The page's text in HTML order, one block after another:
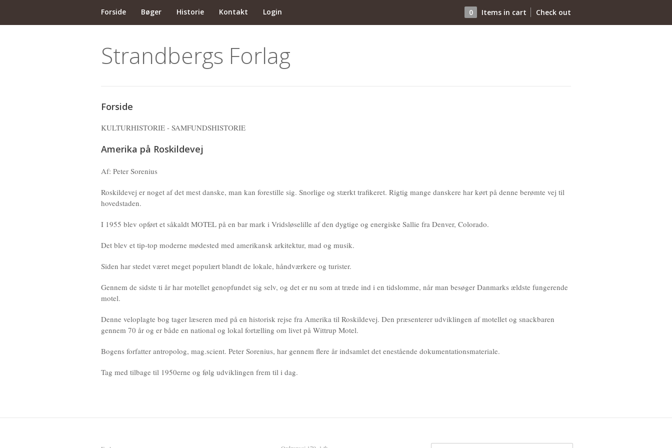
Forside Bøger Historie Kontakt Login 0 Items in cart Check out
Strandbergs Forlag
Forside
KULTURHISTORIE - SAMFUNDSHISTORIE
Amerika på Roskildevej
Af: Peter Sorenius
Roskildevej er noget af det mest danske, man kan forestille sig. Snorlige og stærkt trafikeret. Rigtig mange danskere har kørt på denne berømte vej til
hovedstaden.
I 1955 blev opført et såkaldt MOTEL på en bar mark i Vridsløselille af den dygtige og energiske Sallie fra Denver, Colorado.
Det blev et tip-top moderne mødested med amerikansk arkitektur, mad og musik.
Siden har stedet været meget populært blandt de lokale, håndværkere og turister.
Gennem de sidste ti år har motellet genopfundet sig selv, og det er nu som at træde ind i en tidslomme, når man besøger Danmarks ældste fungerende
motel.
Denne veloplagte bog tager læseren med på en historisk rejse fra Amerika til Roskildevej. Den præsenterer udviklingen af motellet og snackbaren
gennem 70 år og er både en national og lokal fortælling om livet på Wittrup Motel.
Bogens forfatter antropolog, mag.scient. Peter Sorenius, har gennem flere år indsamlet det enestående dokumentationsmateriale.
Tag med tilbage til 1950erne og følg udviklingen frem til i dag.